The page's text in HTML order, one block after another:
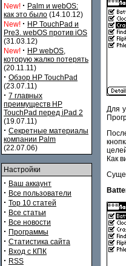
New! · Palm и webOS:
как это было (14.10.12)
New! · HP TouchPad и
Pre3. webOS против iOS
(31.03.12)
New! · HP webOS,
которую жалко потерять
(20.11.11)
· Обзор HP TouchPad
(23.07.11)
· 7 главных
преимуществ HP
TouchPad перед iPad 2
(19.07.11)
· Секретные материалы
компании Palm
(22.07.06)
Настройки
· Ваш аккаунт
· Все пользователи
· Top 10 статей
· Все статьи
· Все новости
· Программы
· Статистика сайта
· Вход с КПК
· RSS
Для
Как